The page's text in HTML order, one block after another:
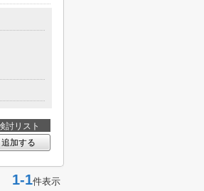
討リスト
追加する
1-1件表示